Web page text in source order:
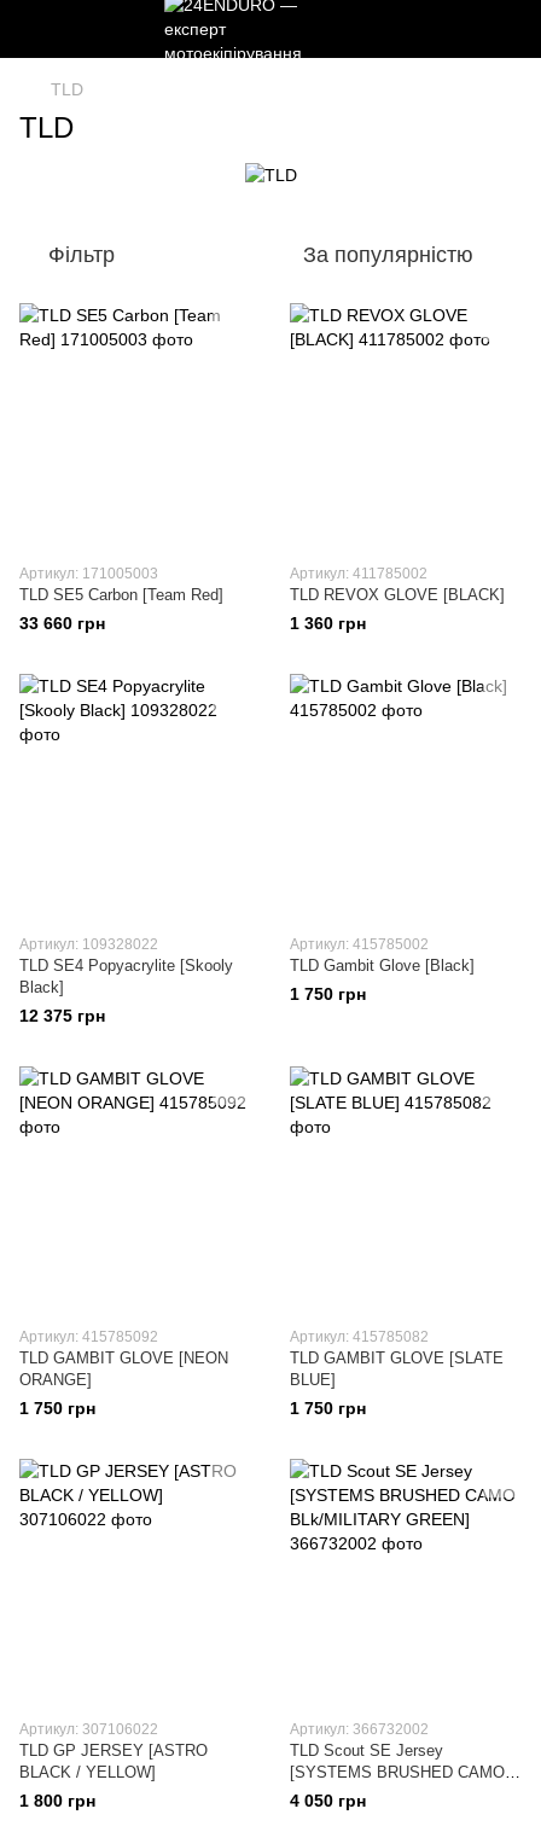
TLD
TLD
Фільтр За популярністю
Артикул: 171005003
TLD SE5 Carbon [Team Red]
33 660 грн
Артикул: 411785002
TLD REVOX GLOVE [BLACK]
1 360 грн
Артикул: 109328022
TLD SE4 Popyacrylite [Skooly
Black]
12 375 грн
Артикул: 415785002
TLD Gambit Glove [Black]
1 750 грн
Артикул: 415785092
TLD GAMBIT GLOVE [NEON
ORANGE]
1 750 грн
Артикул: 415785082
TLD GAMBIT GLOVE [SLATE
BLUE]
1 750 грн
Артикул: 307106022
TLD GP JERSEY [ASTRO
BLACK / YELLOW]
1 800 грн
Артикул: 366732002
TLD Scout SE Jersey
[SYSTEMS BRUSHED CAMO
BLk/MILITARY GREEN]
4 050 грн